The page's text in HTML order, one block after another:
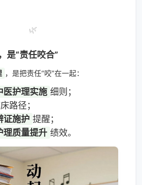
🌿
是“责任咬合”
，是把责任“咬”在一起：
医护理实施 细则；
路径；
证施护 提醒；
理质量提升 绩效。